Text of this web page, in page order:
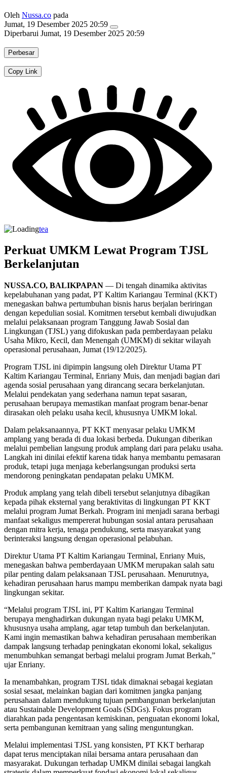
Oleh Nussa.co pada
Jumat, 19 Desember 2025 20:59
Diperbarui Jumat, 19 Desember 2025 20:59
Perbesar
Copy Link
tea
Perkuat UMKM Lewat Program TJSL
Berkelanjutan
NUSSA.CO, BALIKPAPAN — Di tengah dinamika aktivitas
kepelabuhanan yang padat, PT Kaltim Kariangau Terminal (KKT)
menegaskan bahwa pertumbuhan bisnis harus berjalan beriringan
dengan kepedulian sosial. Komitmen tersebut kembali diwujudkan
melalui pelaksanaan program Tanggung Jawab Sosial dan
Lingkungan (TJSL) yang difokuskan pada pemberdayaan pelaku
Usaha Mikro, Kecil, dan Menengah (UMKM) di sekitar wilayah
operasional perusahaan, Jumat (19/12/2025).
Program TJSL ini dipimpin langsung oleh Direktur Utama PT
Kaltim Kariangau Terminal, Enriany Muis, dan menjadi bagian dari
agenda sosial perusahaan yang dirancang secara berkelanjutan.
Melalui pendekatan yang sederhana namun tepat sasaran,
perusahaan berupaya memastikan manfaat program benar-benar
dirasakan oleh pelaku usaha kecil, khususnya UMKM lokal.
Dalam pelaksanaannya, PT KKT menyasar pelaku UMKM
amplang yang berada di dua lokasi berbeda. Dukungan diberikan
melalui pembelian langsung produk amplang dari para pelaku usaha.
Langkah ini dinilai efektif karena tidak hanya membantu pemasaran
produk, tetapi juga menjaga keberlangsungan produksi serta
mendorong peningkatan pendapatan pelaku UMKM.
Produk amplang yang telah dibeli tersebut selanjutnya dibagikan
kepada pihak eksternal yang beraktivitas di lingkungan PT KKT
melalui program Jumat Berkah. Program ini menjadi sarana berbagi
manfaat sekaligus mempererat hubungan sosial antara perusahaan
dengan mitra kerja, tenaga pendukung, serta masyarakat yang
berinteraksi langsung dengan operasional pelabuhan.
Direktur Utama PT Kaltim Kariangau Terminal, Enriany Muis,
menegaskan bahwa pemberdayaan UMKM merupakan salah satu
pilar penting dalam pelaksanaan TJSL perusahaan. Menurutnya,
kehadiran perusahaan harus mampu memberikan dampak nyata bagi
lingkungan sekitar.
“Melalui program TJSL ini, PT Kaltim Kariangau Terminal
berupaya menghadirkan dukungan nyata bagi pelaku UMKM,
khususnya usaha amplang, agar tetap tumbuh dan berkelanjutan.
Kami ingin memastikan bahwa kehadiran perusahaan memberikan
dampak langsung terhadap peningkatan ekonomi lokal, sekaligus
menumbuhkan semangat berbagi melalui program Jumat Berkah,”
ujar Enriany.
Ia menambahkan, program TJSL tidak dimaknai sebagai kegiatan
sosial sesaat, melainkan bagian dari komitmen jangka panjang
perusahaan dalam mendukung tujuan pembangunan berkelanjutan
atau Sustainable Development Goals (SDGs). Fokus program
diarahkan pada pengentasan kemiskinan, penguatan ekonomi lokal,
serta pembangunan kemitraan yang saling menguntungkan.
Melalui implementasi TJSL yang konsisten, PT KKT berharap
dapat terus menciptakan nilai bersama antara perusahaan dan
masyarakat. Dukungan terhadap UMKM dinilai sebagai langkah